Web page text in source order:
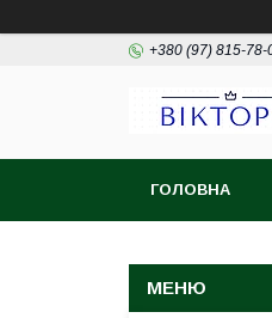
+380 (97) 815-78-
ГОЛОВНА